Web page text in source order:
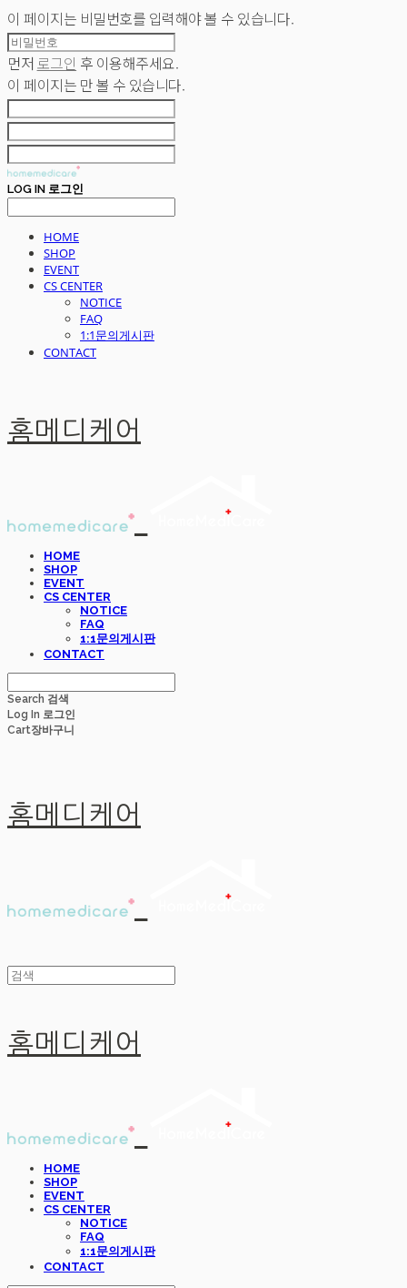
이 페이지는 비밀번호를 입력해야 볼 수 있습니다.
먼저 로그인 후 이용해주세요.
이 페이지는 만 볼 수 있습니다.
LOG IN 로그인
HOME
SHOP
EVENT
CS CENTER
NOTICE
FAQ
1:1문의게시판
CONTACT
홈메디케어
HOME
SHOP
EVENT
CS CENTER
NOTICE
FAQ
1:1문의게시판
CONTACT
Search 검색
Log In 로그인
Cart장바구니
홈메디케어
홈메디케어
HOME
SHOP
EVENT
CS CENTER
NOTICE
FAQ
1:1문의게시판
CONTACT